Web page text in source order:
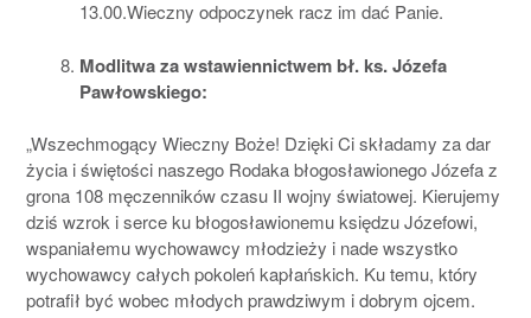
13.00.Wieczny odpoczynek racz im dać Panie.
Modlitwa za wstawiennictwem bł. ks. Józefa
Pawłowskiego:
„Wszechmogący Wieczny Boże! Dzięki Ci składamy za dar
życia i świętości naszego Rodaka błogosławionego Józefa z
grona 108 męczenników czasu II wojny światowej. Kierujemy
dziś wzrok i serce ku błogosławionemu księdzu Józefowi,
wspaniałemu wychowawcy młodzieży i nade wszystko
wychowawcy całych pokoleń kapłańskich. Ku temu, który
potrafił być wobec młodych prawdziwym i dobrym ojcem.